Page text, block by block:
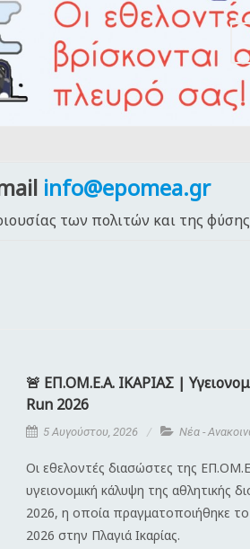
info@epomea.gr
των πολιτών και της
🚨 ΕΠ.ΟΜ.Ε.Α. ΙΚΑΡΙΑΣ |
Run 2026
5 Αυγούστου, 2026 Νέα -
Οι εθελοντές διασώστες της
υγειονομική κάλυψη της αθλητικής
2026, η οποία πραγματοποιήθηκε
2026 στην Πλαγιά Ικαρίας.